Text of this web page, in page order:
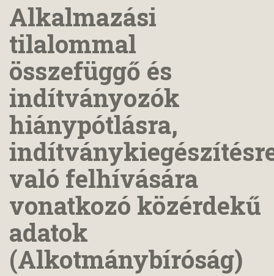
Alkalmazási
tilalommal
összefüggő és
indítványozók
hiánypótlásra,
való felhívására
vonatkozó közérdekű
adatok
(Alkotmánybíróság)